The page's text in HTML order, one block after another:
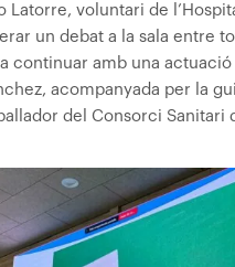
Latorre, voluntari de
un debat a la sala entre
continuar amb una
acompanyada per la
del Consorci Sanitari